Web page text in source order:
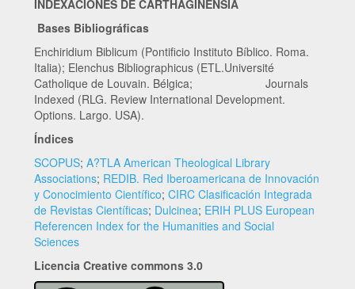
INDEXACIONES DE CARTHAGINENSIA
Bases Bibliográficas
Enchiridium Biblicum (Pontificio Instituto Bíblico. Roma.
Italia); Elenchus Bibliographicus (ETL.Université
Catholique de Louvain. Bélgica; Journals
Indexed (RLG. Review International Development.
Options. Largo. USA).
Índices
SCOPUS; A?TLA American Theological Library
Associations; REDIB. Red Iberoamericana de Innovación
y Conocimiento Científico; CIRC Clasificación Integrada
de Revistas Científicas; Dulcinea; ERIH PLUS European
Referencen Index for the Humanities and Social
Sciences
Licencia Creative commons 3.0